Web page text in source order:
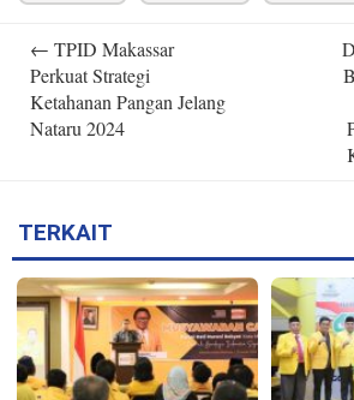
navigation
← TPID Makassar
Perkuat Strategi
Ketahanan Pangan Jelang
Nataru 2024
TERKAIT